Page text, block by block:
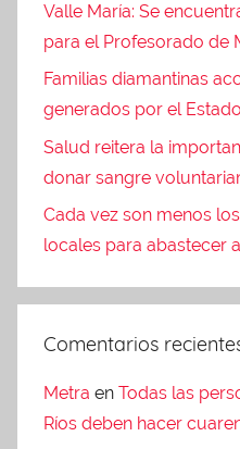
Valle María: Se
para el Profesorado de
Familias diamantinas
generados por el
Salud reitera la
donar sangre
Cada vez son menos
locales para abastecer
Comentarios
Metra en Todas las
Ríos deben hacer